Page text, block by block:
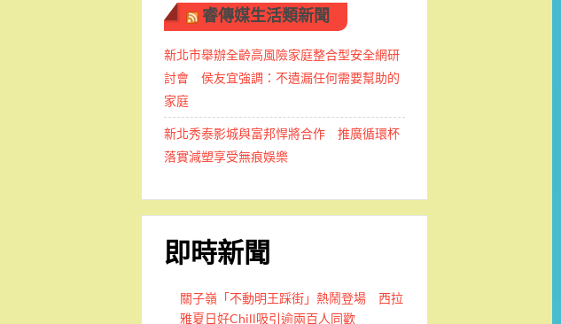
睿傳媒生活類新聞
新北市舉辦全齡高風險家庭整合型安全網研
討會 侯友宜強調：不遺漏任何需要幫助的
家庭
新北秀泰影城與富邦悍將合作 推廣循環杯
落實減塑享受無痕娛樂
即時新聞
關子嶺「不動明王踩街」熱鬧登場 西拉
雅夏日好Chill吸引逾兩百人同歡